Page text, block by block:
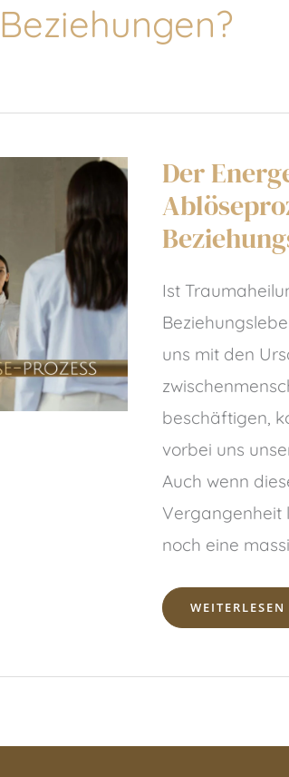
Der
Ist
uns mit den
beschäftigen,
vorbei uns
Auch wenn
Vergangenheit
noch eine
DER
WEITERLESEN